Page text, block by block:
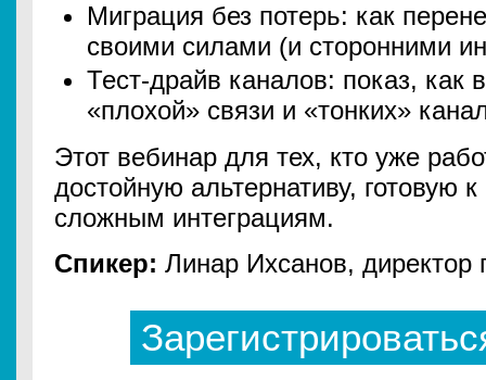
Миграция без потерь: как
своими силами (и сторонними
Тест-драйв каналов: показ, как
«плохой» связи и «тонких»
Этот вебинар для тех, кто уже
достойную альтернативу, готовую
сложным интеграциям.
Спикер: Линар Ихсанов, директор